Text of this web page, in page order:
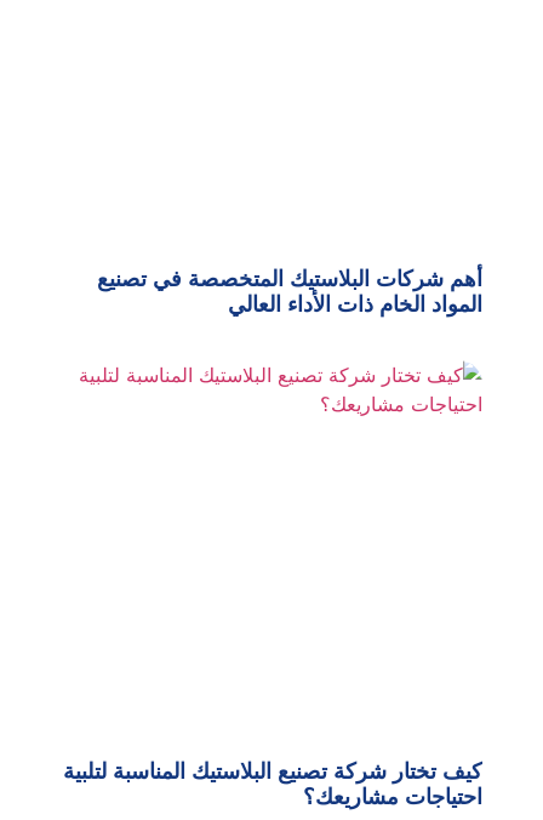
أهم شركات البلاستيك المتخصصة في تصنيع
المواد الخام ذات الأداء العالي
كيف تختار شركة تصنيع البلاستيك المناسبة لتلبية
احتياجات مشاريعك؟